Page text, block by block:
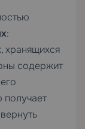
:
хранящихся
содержит